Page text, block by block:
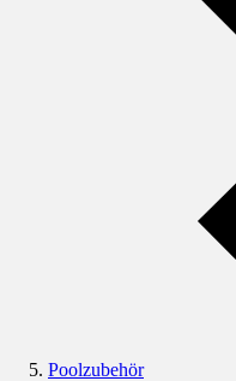
Poolzubehör